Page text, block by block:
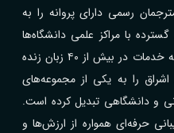
رسمی دارای پروانه را به
با مراکز علمی دانشگاه‌ها
شرکت‌ها و سازمان‌های مختلف و ارائه خدمات در بیش از ۴۰ زبان زنده
را به یکی از مجموعه‌های
و دانشگاهی تبدیل کرده است.
حرفه‌ای همواره از ارزش‌ها و